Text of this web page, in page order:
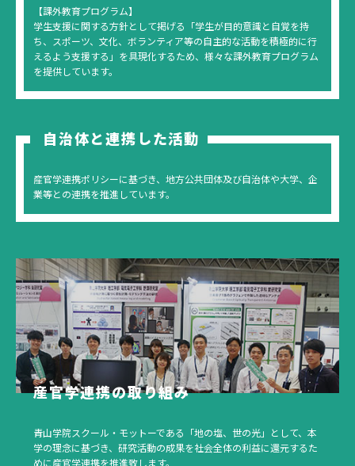
【課外教育プログラム】
学生支援に関する方針として掲げる「学生が目的意識と自覚を持
ち、スポーツ、文化、ボランティア等の自主的な活動を積極的に行
えるよう支援する」を具現化するため、様々な課外教育プログラム
を提供しています。
自治体と連携した活動
産官学連携ポリシーに基づき、地方公共団体及び自治体や大学、企
業等との連携を推進しています。
産官学連携の取り組み
青山学院スクール・モットーである「地の塩、世の光」として、本
学の理念に基づき、研究活動の成果を社会全体の利益に還元するた
めに産官学連携を推進致します。